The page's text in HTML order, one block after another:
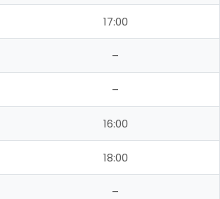
17:00
–
–
16:00
18:00
–